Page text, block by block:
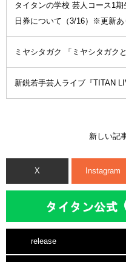
タイタンの学校 芸人コース1
日券について（3/16）※更新あ
ミヤシタガク 「ミヤシタガク
新鋭若手芸人ライブ『TITAN
新しい記
X Instagram
release